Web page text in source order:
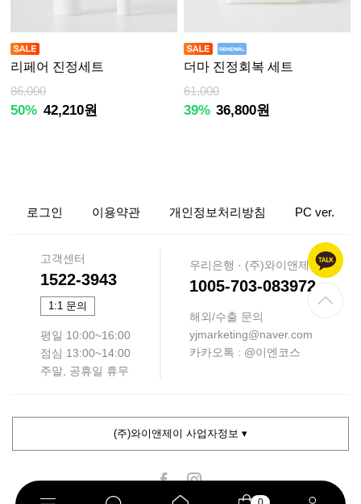
리페어 진정세트
86,000
50% 42,210원
더마 진정회복 세트
61,000
39% 36,800원
로그인 이용약관 개인정보처리방침 PC ver.
고객센터
1522-3943
1:1 문의
평일 10:00~16:00
점심 13:00~14:00
주말, 공휴일 휴무
우리은행 · (주)와이앤제이
1005-703-083972
해외/수출 문의
yjmarketing@naver.com
카카오톡 : @이엔코스
(주)와이앤제이 사업자정보 ▾